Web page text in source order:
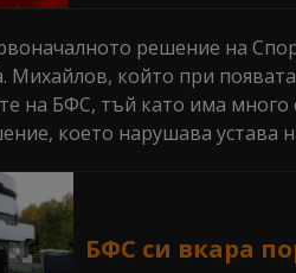
решение на
Михайлов, който при
на БФС, тъй като има
което нарушава
БФС си вкара